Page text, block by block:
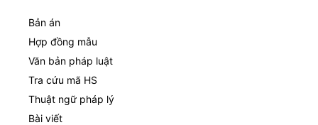
Bản án
Hợp đồng mẫu
Văn bản pháp luật
Tra cứu mã HS
Thuật ngữ pháp lý
Bài viết